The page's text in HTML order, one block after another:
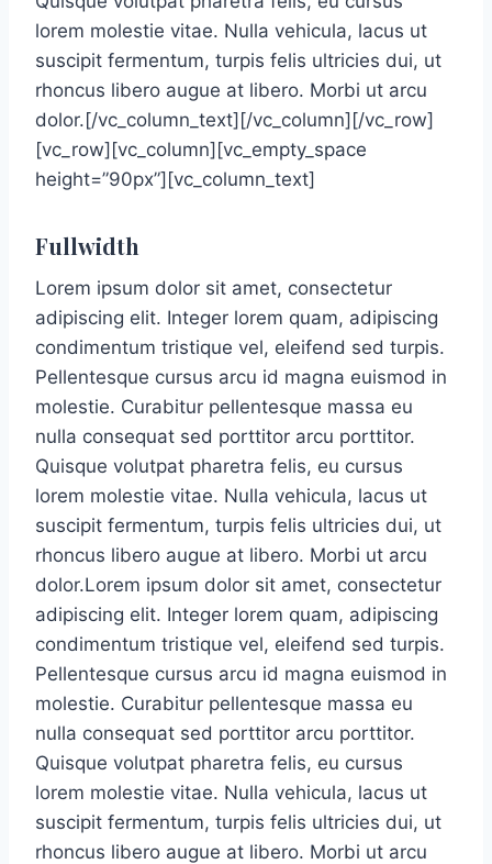
lorem molestie vitae. Nulla vehicula, lacus ut
suscipit fermentum, turpis felis ultricies dui, ut
rhoncus libero augue at libero. Morbi ut arcu
dolor.[/vc_column_text][/vc_column][/vc_row]
[vc_row][vc_column][vc_empty_space
height=”90px”][vc_column_text]
Fullwidth
Lorem ipsum dolor sit amet, consectetur
adipiscing elit. Integer lorem quam, adipiscing
condimentum tristique vel, eleifend sed turpis.
Pellentesque cursus arcu id magna euismod in
molestie. Curabitur pellentesque massa eu
nulla consequat sed porttitor arcu porttitor.
Quisque volutpat pharetra felis, eu cursus
lorem molestie vitae. Nulla vehicula, lacus ut
suscipit fermentum, turpis felis ultricies dui, ut
rhoncus libero augue at libero. Morbi ut arcu
dolor.Lorem ipsum dolor sit amet, consectetur
adipiscing elit. Integer lorem quam, adipiscing
condimentum tristique vel, eleifend sed turpis.
Pellentesque cursus arcu id magna euismod in
molestie. Curabitur pellentesque massa eu
nulla consequat sed porttitor arcu porttitor.
Quisque volutpat pharetra felis, eu cursus
lorem molestie vitae. Nulla vehicula, lacus ut
suscipit fermentum, turpis felis ultricies dui, ut
rhoncus libero augue at libero. Morbi ut arcu